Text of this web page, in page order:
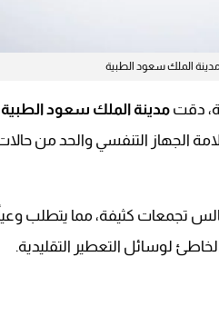
مدينة الملك سعود الطبية
دقت مدينة الملك سعود الطبية
الجهاز التنفسي والحد من حالات
تجمعات كثيفة، مما يتطلب
لوسائل التعطير التقليدية.